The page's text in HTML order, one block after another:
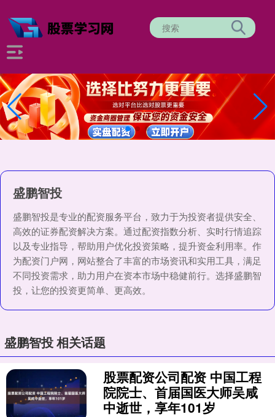
盛鹏智投
盛鹏智投是专业的配资服务平台，致力于为投资者提供安全、
高效的证券配资解决方案。通过配资指数分析、实时行情追踪
以及专业指导，帮助用户优化投资策略，提升资金利用率。作
为配资门户网，网站整合了丰富的市场资讯和实用工具，满足
不同投资需求，助力用户在资本市场中稳健前行。选择盛鹏智
投，让您的投资更简单、更高效。
盛鹏智投 相关话题
股票配资公司配资 中国工程
院院士、首届国医大师吴咸
中逝世，享年101岁